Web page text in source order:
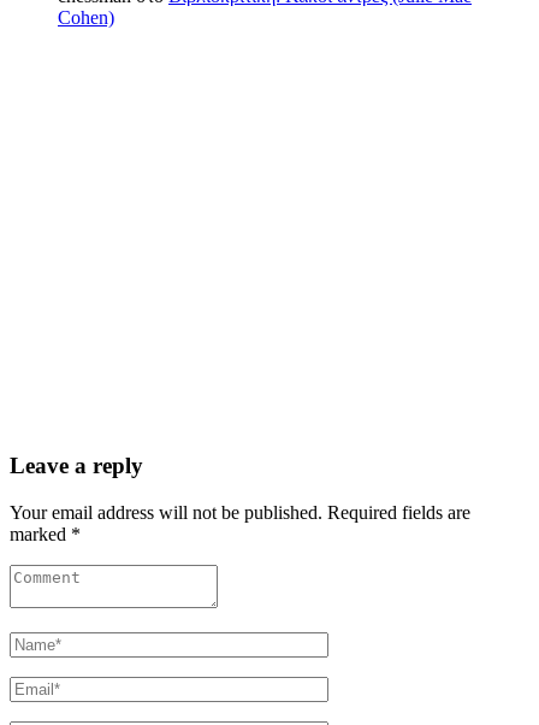
Cohen)
Leave a reply
Your email address will not be published. Required fields are
marked *